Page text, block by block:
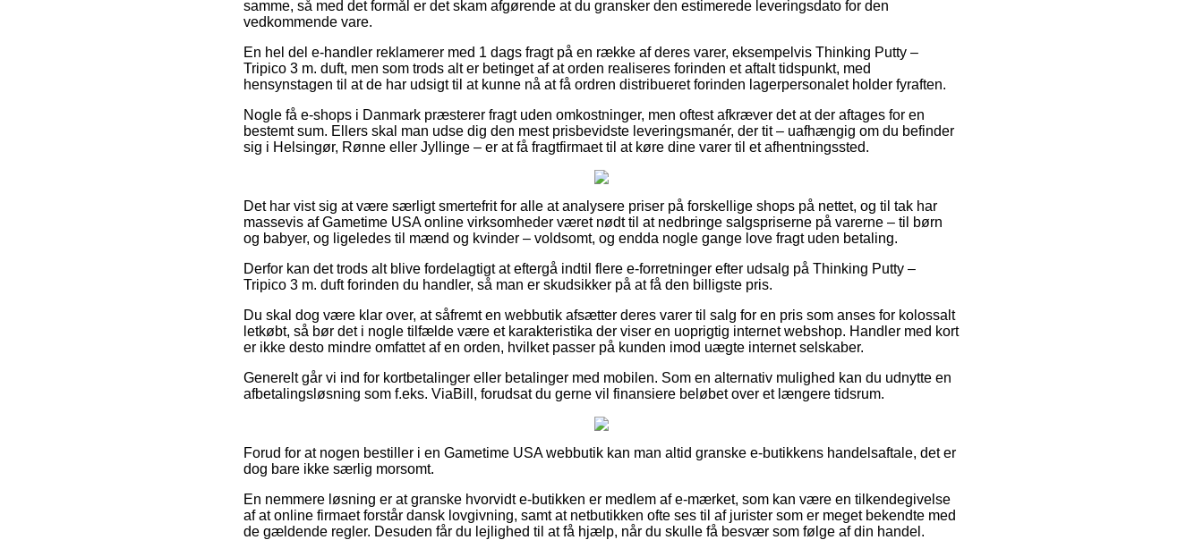
samme, så med det formål er det skam afgørende at du gransker den estimerede leveringsdato for den
vedkommende vare.
En hel del e-handler reklamerer med 1 dags fragt på en række af deres varer, eksempelvis Thinking Putty –
Tripico 3 m. duft, men som trods alt er betinget af at orden realiseres forinden et aftalt tidspunkt, med
hensynstagen til at de har udsigt til at kunne nå at få ordren distribueret forinden lagerpersonalet holder fyraften.
Nogle få e-shops i Danmark præsterer fragt uden omkostninger, men oftest afkræver det at der aftages for en
bestemt sum. Ellers skal man udse dig den mest prisbevidste leveringsmanér, der tit – uafhængig om du befinder
sig i Helsingør, Rønne eller Jyllinge – er at få fragtfirmaet til at køre dine varer til et afhentningssted.
Det har vist sig at være særligt smertefrit for alle at analysere priser på forskellige shops på nettet, og til tak har
massevis af Gametime USA online virksomheder været nødt til at nedbringe salgspriserne på varerne – til børn
og babyer, og ligeledes til mænd og kvinder – voldsomt, og endda nogle gange love fragt uden betaling.
Derfor kan det trods alt blive fordelagtigt at eftergå indtil flere e-forretninger efter udsalg på Thinking Putty –
Tripico 3 m. duft forinden du handler, så man er skudsikker på at få den billigste pris.
Du skal dog være klar over, at såfremt en webbutik afsætter deres varer til salg for en pris som anses for kolossalt
letkøbt, så bør det i nogle tilfælde være et karakteristika der viser en uoprigtig internet webshop. Handler med kort
er ikke desto mindre omfattet af en orden, hvilket passer på kunden imod uægte internet selskaber.
Generelt går vi ind for kortbetalinger eller betalinger med mobilen. Som en alternativ mulighed kan du udnytte en
afbetalingsløsning som f.eks. ViaBill, forudsat du gerne vil finansiere beløbet over et længere tidsrum.
Forud for at nogen bestiller i en Gametime USA webbutik kan man altid granske e-butikkens handelsaftale, det er
dog bare ikke særlig morsomt.
En nemmere løsning er at granske hvorvidt e-butikken er medlem af e-mærket, som kan være en tilkendegivelse
af at online firmaet forstår dansk lovgivning, samt at netbutikken ofte ses til af jurister som er meget bekendte med
de gældende regler. Desuden får du lejlighed til at få hjælp, når du skulle få besvær som følge af din handel.